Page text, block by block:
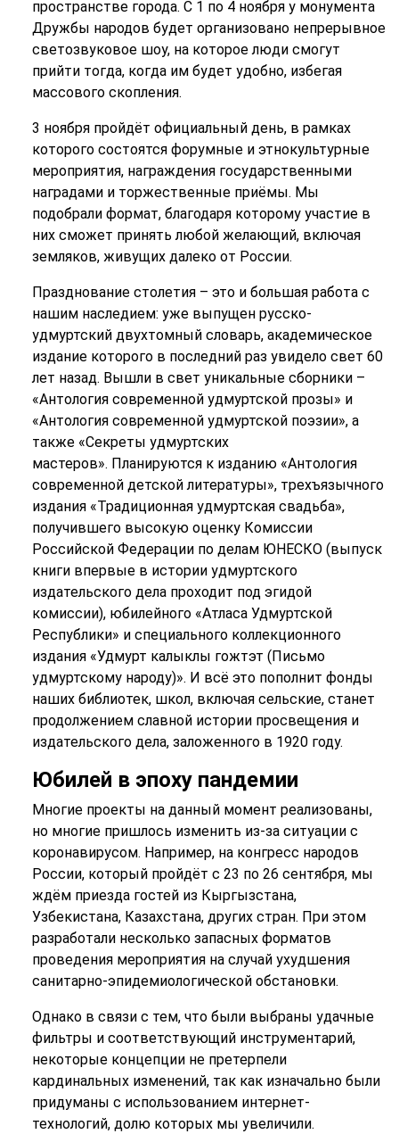
пространстве города. С 1 по 4 ноября у монумента
Дружбы народов будет организовано непрерывное
светозвуковое шоу, на которое люди смогут
прийти тогда, когда им будет удобно, избегая
массового скопления.
3 ноября пройдёт официальный день, в рамках
которого состоятся форумные и этнокультурные
мероприятия, награждения государственными
наградами и торжественные приёмы. Мы
подобрали формат, благодаря которому участие в
них сможет принять любой желающий, включая
земляков, живущих далеко от России.
Празднование столетия – это и большая работа с
нашим наследием: уже выпущен русско-
удмуртский двухтомный словарь, академическое
издание которого в последний раз увидело свет 60
лет назад. Вышли в свет уникальные сборники –
«Антология современной удмуртской прозы» и
«Антология современной удмуртской поэзии», а
также «Секреты удмуртских
мастеров». Планируются к изданию «Антология
современной детской литературы», трехъязычного
издания «Традиционная удмуртская свадьба»,
получившего высокую оценку Комиссии
Российской Федерации по делам ЮНЕСКО (выпуск
книги впервые в истории удмуртского
издательского дела проходит под эгидой
комиссии), юбилейного «Атласа Удмуртской
Республики» и специального коллекционного
издания «Удмурт калыклы гожтэт (Письмо
удмуртскому народу)». И всё это пополнит фонды
наших библиотек, школ, включая сельские, станет
продолжением славной истории просвещения и
издательского дела, заложенного в 1920 году.
Юбилей в эпоху пандемии
Многие проекты на данный момент реализованы,
но многие пришлось изменить из-за ситуации с
коронавирусом. Например, на конгресс народов
России, который пройдёт с 23 по 26 сентября, мы
ждём приезда гостей из Кыргызстана,
Узбекистана, Казахстана, других стран. При этом
разработали несколько запасных форматов
проведения мероприятия на случай ухудшения
санитарно-эпидемиологической обстановки.
Однако в связи с тем, что были выбраны удачные
фильтры и соответствующий инструментарий,
некоторые концепции не претерпели
кардинальных изменений, так как изначально были
придуманы с использованием интернет-
технологий, долю которых мы увеличили.